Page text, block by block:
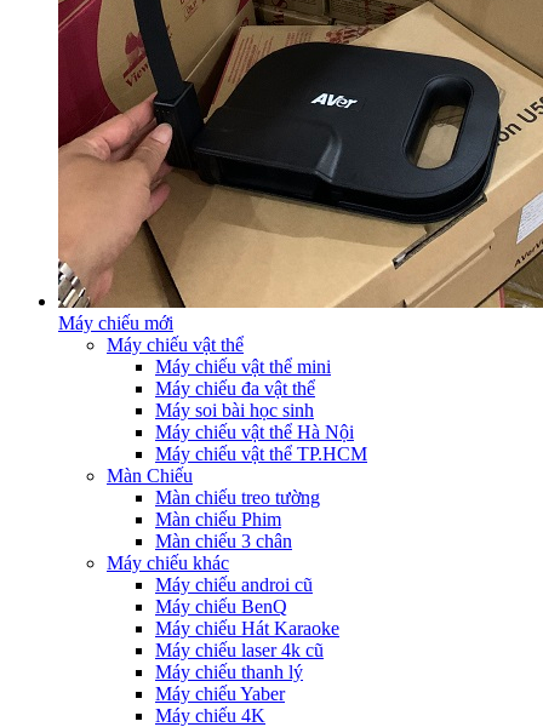
Máy chiếu mới
Máy chiếu vật thể
Máy chiếu vật thể mini
Máy chiếu đa vật thể
Máy soi bài học sinh
Máy chiếu vật thể Hà Nội
Máy chiếu vật thể TP.HCM
Màn Chiếu
Màn chiếu treo tường
Màn chiếu Phim
Màn chiếu 3 chân
Máy chiếu khác
Máy chiếu androi cũ
Máy chiếu BenQ
Máy chiếu Hát Karaoke
Máy chiếu laser 4k cũ
Máy chiếu thanh lý
Máy chiếu Yaber
Máy chiếu 4K